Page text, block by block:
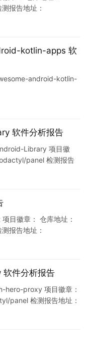
报告地址：
提供 …
kotlin-apps 软
android-kotlin-
17306223138942
软件分析报告
Library 项目徽
panel 检测报告
172119229912317
目徽章： 仓库地址：
报告地址：
Murphysec提供…
件分析报告
hero-proxy 项目徽章：
panel 检测报告地址：
…